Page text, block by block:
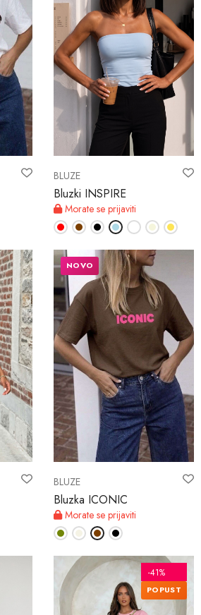
BLUZE
Bluzki INSPIRE
Morate se prijaviti
BLUZE
Bluzka ICONIC
Morate se prijaviti
NOVO
-41%
POPUST